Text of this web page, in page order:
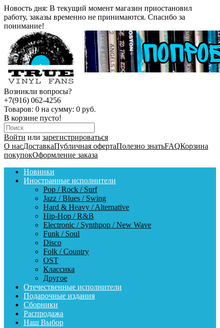
Новость дня: В текущий момент магазин приостановил
работу, заказы временно не принимаются. Спасибо за
понимание!
Возникли вопросы?
+7(916) 062-4256
Товаров: 0 на сумму: 0 руб.
В корзине пусто!
Войти или зарегистрироваться
О насДоставкаПубличная офертаПолезно знатьFAQКорзина
покупокОформление заказа
Новинки
Иностранные исполнители
Pop / Rock / Surf
Jazz / Blues / Swing
Hard & Heavy / Alternative
Hip-Hop / R&B
Electronic / Synthpop / New Wave
Funk / Soul
Disco
Folk / Country
OST
Классика
Другое
Отечественные исполнители
Подарочные издания
Сборники
Распродажа
Наш Выбор